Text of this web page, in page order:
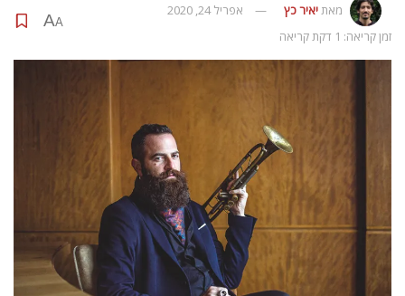
מאת יאיר כץ
אפריל 24, 2020
זמן קריאה: 1 דקת קריאה
A
A